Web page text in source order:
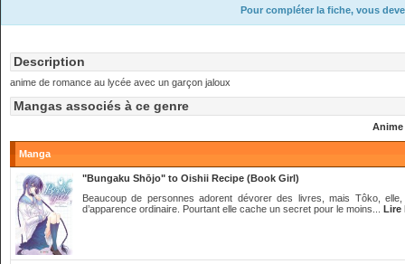
Pour compléter la fiche, vous
Description
anime de romance au lycée avec un garçon jaloux
Mangas associés à ce genre
Anime
Manga
"Bungaku Shōjo" to Oishii Recipe (Book Girl)
Beaucoup de personnes adorent dévorer des livres, mais Tôko,
d’apparence ordinaire. Pourtant elle cache un secret pour le moins... Lire